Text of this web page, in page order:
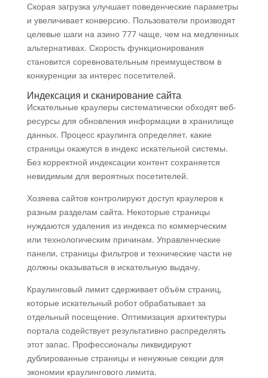
Скорая загрузка улучшает поведенческие параметры
и увеличивает конверсию. Пользователи производят
целевые шаги на азино 777 чаще, чем на медленных
альтернативах. Скорость функционирования
становится соревновательным преимуществом в
конкуренции за интерес посетителей.
Индексация и сканирование сайта
Искательные краулеры систематически обходят веб-
ресурсы для обновления информации в хранилище
данных. Процесс краулинга определяет, какие
страницы окажутся в индекс искательной системы.
Без корректной индексации контент сохраняется
невидимым для вероятных посетителей.
Хозяева сайтов контролируют доступ краулеров к
разным разделам сайта. Некоторые страницы
нуждаются удаления из индекса по коммерческим
или технологическим причинам. Управленческие
панели, страницы фильтров и технические части не
должны оказываться в искательную выдачу.
Краулинговый лимит сдерживает объём страниц,
которые искательный робот обрабатывает за
отдельный посещение. Оптимизация архитектуры
портала содействует результативно распределять
этот запас. Профессионалы ликвидируют
дублированные страницы и ненужные секции для
экономии краулингового лимита.